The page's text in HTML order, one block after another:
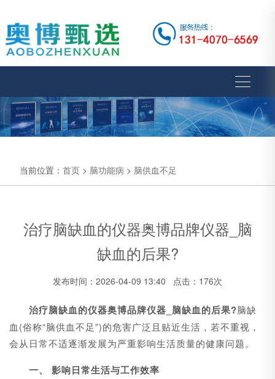
当前位置： 首页 > 脑功能病 > 脑供血不足
治疗脑缺血的仪器奥博品牌仪器_脑
缺血的后果?
发布时间：2026-04-09 13:40 点击：176次
治疗脑缺血的仪器奥博品牌仪器_脑缺血的后果?脑缺
血(俗称“脑供血不足”)的危害广泛且贴近生活，若不重视，
会从日常不适逐渐发展为严重影响生活质量的健康问题。
一、 影响日常生活与工作效率